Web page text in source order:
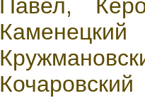
Павел,